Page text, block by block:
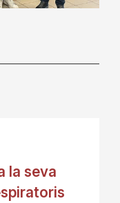
la seva